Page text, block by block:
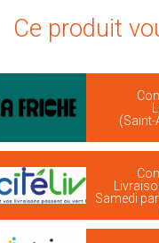
Ce produit
(Saint-
Samedi